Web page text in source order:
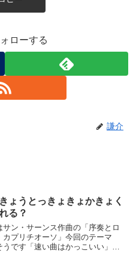
ローする
謙介
ょうとっきょきょかきょく
る？
サン・サーンス作曲の「序奏とロ
カプリチオーソ」今回のテーマ
うです「速い曲はかっこいい」と